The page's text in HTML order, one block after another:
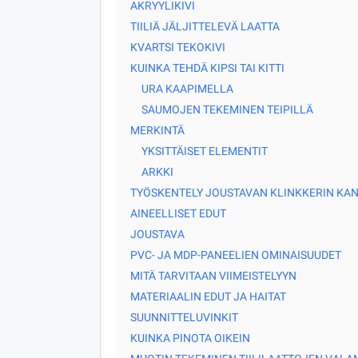
AKRYYLIKIVI
TIILIÄ JÄLJITTELEVÄ LAATTA
KVARTSI TEKOKIVI
KUINKA TEHDÄ KIPSI TAI KITTI
URA KAAPIMELLA
SAUMOJEN TEKEMINEN TEIPILLÄ
MERKINTÄ
YKSITTÄISET ELEMENTIT
ARKKI
TYÖSKENTELY JOUSTAVAN KLINKKERIN
AINEELLISET EDUT
JOUSTAVA
PVC- JA MDP-PANEELIEN OMINAISUUDET
MITÄ TARVITAAN VIIMEISTELYYN
MATERIAALIN EDUT JA HAITAT
SUUNNITTELUVINKIT
KUINKA PINOTA OIKEIN